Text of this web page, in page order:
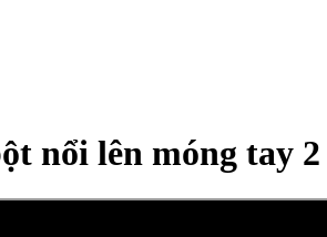
nổi lên móng tay 2